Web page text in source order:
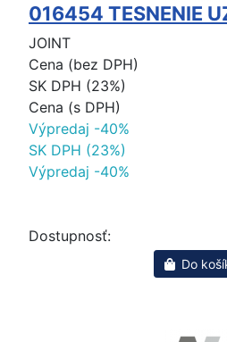
016454 TESNENIE
JOINT
Cena (bez DPH)
SK DPH (23%)
Cena (s DPH)
Výpredaj -40%
SK DPH (23%)
Výpredaj -40%
Dostupnosť:
Do